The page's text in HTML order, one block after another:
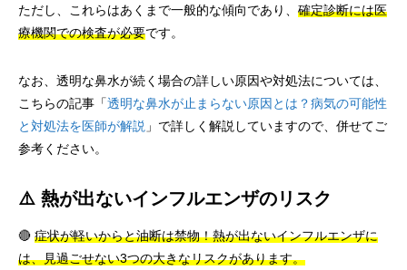
ただし、これらはあくまで一般的な傾向であり、 確定診断には医
療機関での検査が必要です。
なお、透明な鼻水が続く場合の詳しい原因や対処法については、
こちらの記事「透明な鼻水が止まらない原因とは？病気の可能性
と対処法を医師が解説 」で詳しく解説していますので、併せてご
参考ください。
⚠️ 熱が出ないインフルエンザのリスク
🔴 症状が軽いからと油断は禁物！熱が出ないインフルエンザに
は、見過ごせない3つの大きなリスクがあります。